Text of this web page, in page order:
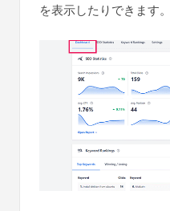
を表示したりできます。